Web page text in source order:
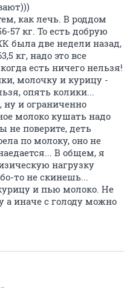
как лечь. В роддом
57 кг. То есть добрую
была две недели назад,
кг, надо это все
есть ничего нельзя!
молочку и курицу -
опять колики...
и ограниченно
молоко кушать надо
не поверите, деть
по молоку, оно не
В общем, я
нагрузку
то не скинешь...
и пью молоко. Не
а иначе с голоду можно